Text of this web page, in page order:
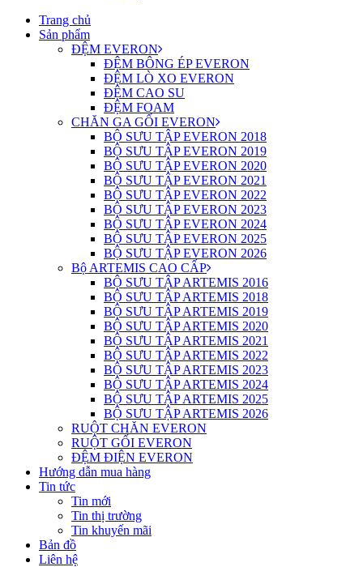
Trang chủ
Sản phẩm
ĐỆM EVERON
ĐỆM BÔNG ÉP EVERON
ĐỆM LÒ XO EVERON
ĐỆM CAO SU
ĐỆM FOAM
CHĂN GA GỐI EVERON
BỘ SƯU TẬP EVERON 2018
BỘ SƯU TẬP EVERON 2019
BỘ SƯU TẬP EVERON 2020
BỘ SƯU TẬP EVERON 2021
BỘ SƯU TẬP EVERON 2022
BỘ SƯU TẬP EVERON 2023
BỘ SƯU TẬP EVERON 2024
BỘ SƯU TẬP EVERON 2025
BỘ SƯU TẬP EVERON 2026
Bộ ARTEMIS CAO CẤP
BỘ SƯU TẬP ARTEMIS 2016
BỘ SƯU TẬP ARTEMIS 2018
BỘ SƯU TẬP ARTEMIS 2019
BỘ SƯU TẬP ARTEMIS 2020
BỘ SƯU TẬP ARTEMIS 2021
BỘ SƯU TẬP ARTEMIS 2022
BỘ SƯU TẬP ARTEMIS 2023
BỘ SƯU TẬP ARTEMIS 2024
BỘ SƯU TẬP ARTEMIS 2025
BỘ SƯU TẬP ARTEMIS 2026
RUỘT CHĂN EVERON
RUỘT GỐI EVERON
ĐỆM ĐIỆN EVERON
Hướng dẫn mua hàng
Tin tức
Tin mới
Tin thị trường
Tin khuyến mãi
Bản đồ
Liên hệ